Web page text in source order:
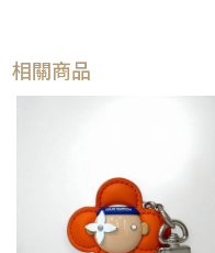
相關商品